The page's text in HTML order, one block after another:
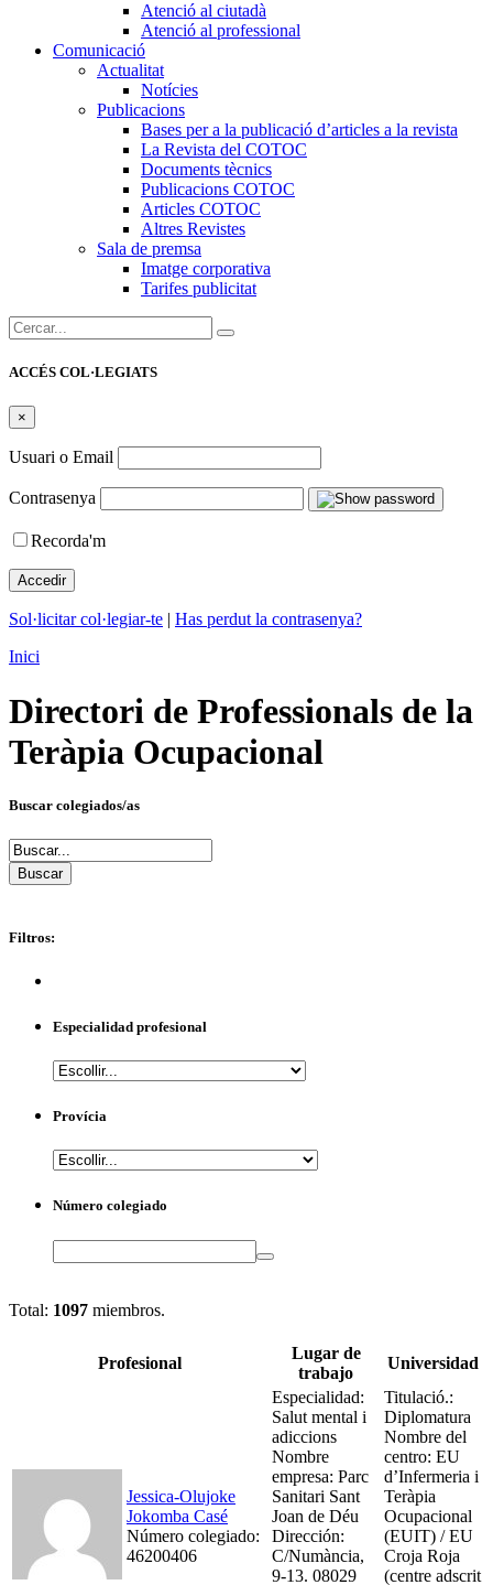
Atenció al ciutadà
Atenció al professional
Comunicació
Actualitat
Notícies
Publicacions
Bases per a la publicació d’articles a la revista
La Revista del COTOC
Documents tècnics
Publicacions COTOC
Articles COTOC
Altres Revistes
Sala de premsa
Imatge corporativa
Tarifes publicitat
Cercar:
ACCÉS COL·LEGIATS
×
Usuari o Email
Contrasenya
Recorda'm
Sol·licitar col·legiar-te | Has perdut la contrasenya?
Inici
Directori de Professionals de la
Teràpia Ocupacional
Buscar colegiados/as
Filtros:
Especialidad profesional
Provícia
Número colegiado
Search
Total: 1097 miembros.
Profesional
Lugar de
trabajo
Universidad
Jessica-Olujoke
Jokomba Casé
Número colegiado:
46200406
Especialidad:
Salut mental i
adiccions
Nombre
empresa: Parc
Sanitari Sant
Joan de Déu
Dirección:
C/Numància,
9-13. 08029
Titulació.:
Diplomatura
Nombre del
centro: EU
d’Infermeria i
Teràpia
Ocupacional
(EUIT) / EU
Croja Roja
(centre adscrit